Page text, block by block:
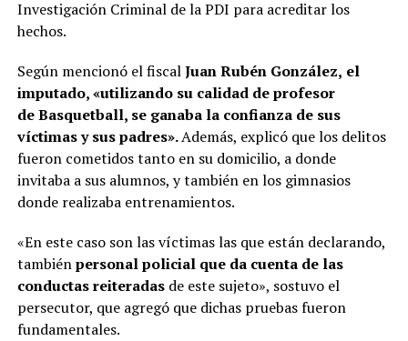
Investigación Criminal de la PDI para acreditar los
hechos.
Según mencionó el fiscalJuan Rubén González, el
imputado, «utilizando su calidad de profesor
de Basquetball, se ganaba la confianza de sus
víctimas y sus padres».Además, explicó que los delitos
fueron cometidos tanto en su domicilio, a donde
invitaba a sus alumnos, y también en los gimnasios
donde realizaba entrenamientos.
«En este caso son las víctimas las que están declarando,
tambiénpersonal policial que da cuenta de las
conductas reiteradasde este sujeto», sostuvo el
persecutor, que agregó que dichas pruebas fueron
fundamentales.